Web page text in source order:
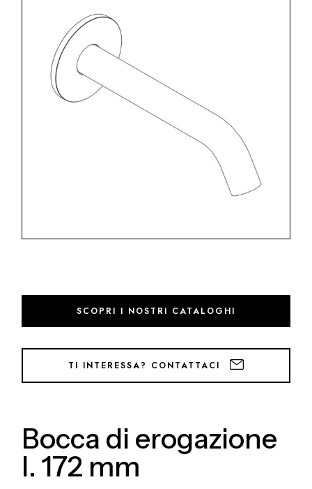
SCOPRI I NOSTRI CATALOGHI
TI INTERESSA? CONTATTACI
Bocca di erogazione
l. 172 mm